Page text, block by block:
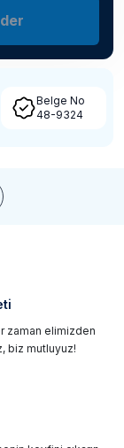
Belge No
48-9324
zaman elimizden
biz mutluyuz!